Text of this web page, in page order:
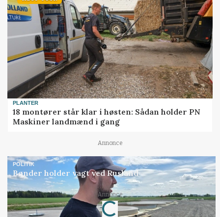
PLANTER
18 montører står klar i høsten: Sådan holder PN
Maskiner landmænd i gang
Annonce
POLITIK
Bønder holder vagt ved Rusland
Annonce
Loading...